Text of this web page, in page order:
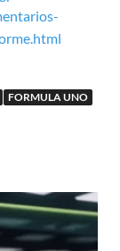
FORMULA UNO